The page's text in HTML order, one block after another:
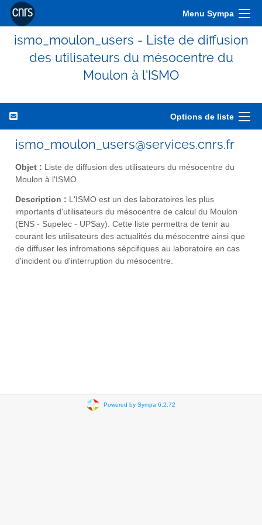
Menu Sympa
ismo_moulon_users - Liste de diffusion
des utilisateurs du mésocentre du
Moulon à l'ISMO
Options de liste
ismo_moulon_users@services.cnrs.fr
Objet : Liste de diffusion des utilisateurs du mésocentre du
Moulon à l'ISMO
Description : L'ISMO est un des laboratoires les plus
importants d'utilisateurs du mésocentre de calcul du Moulon
(ENS - Supelec - UPSay). Cette liste permettra de tenir au
courant les utilisateurs des actualités du mésocentre ainsi que
de diffuser les infromations sépcifiques au laboratoire en cas
d'incident ou d'interruption du mésocentre.
Powered by Sympa 6.2.72